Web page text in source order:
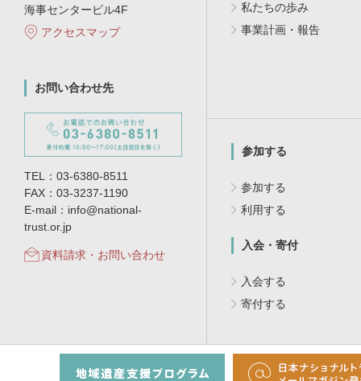
海事センタービル4F
アクセスマップ
お問い合わせ先
TEL：03-6380-8511
FAX：03-3237-1190
E-mail：info@national-
trust.or.jp
資料請求・お問い合わせ
私たちの歩み
事業計画・報告
参加する
参加する
利用する
入会・寄付
入会する
寄付する